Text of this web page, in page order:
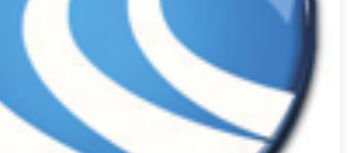
koulutustilassa Tiistaina 12.joulukuuta
: Harri Lammi Lisätiedot ja
Ovaska 050?570 4310